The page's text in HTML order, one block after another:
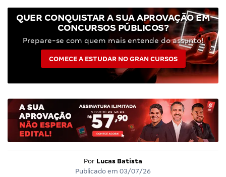
QUER CONQUISTAR A SUA APROVAÇÃO EM
CONCURSOS PÚBLICOS?
Prepare-se com quem mais entende do assunto!
COMECE A ESTUDAR NO GRAN CURSOS
Por Lucas Batista
Publicado em 03/07/26